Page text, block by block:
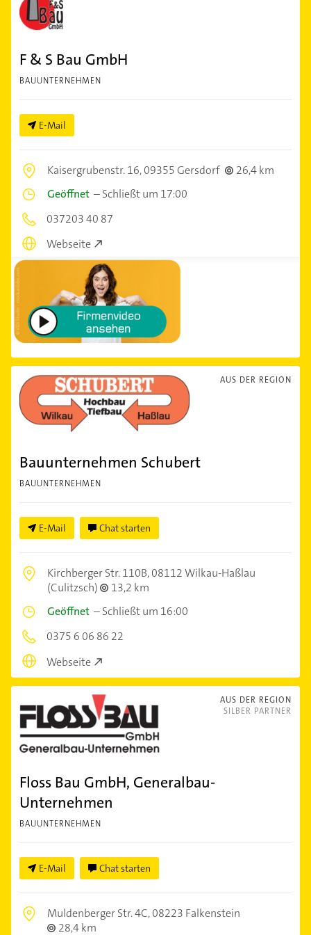
F & S Bau GmbH
BAUUNTERNEHMEN
E-Mail
Kaisergrubenstr. 16,09355 Gersdorf
26,4 km
Geöffnet –Schließt um 17:00
037203 40 87
Webseite
AUS DER REGION
Bauunternehmen Schubert
BAUUNTERNEHMEN
E-Mail Chat starten
Kirchberger Str. 110B,08112 Wilkau-Haßlau
(Culitzsch)
13,2 km
Geöffnet –Schließt um 16:00
0375 6 06 86 22
Webseite
AUS DER REGION
SILBER PARTNER
Floss Bau GmbH, Generalbau-
Unternehmen
BAUUNTERNEHMEN
E-Mail Chat starten
Muldenberger Str. 4C,08223 Falkenstein
28,4 km